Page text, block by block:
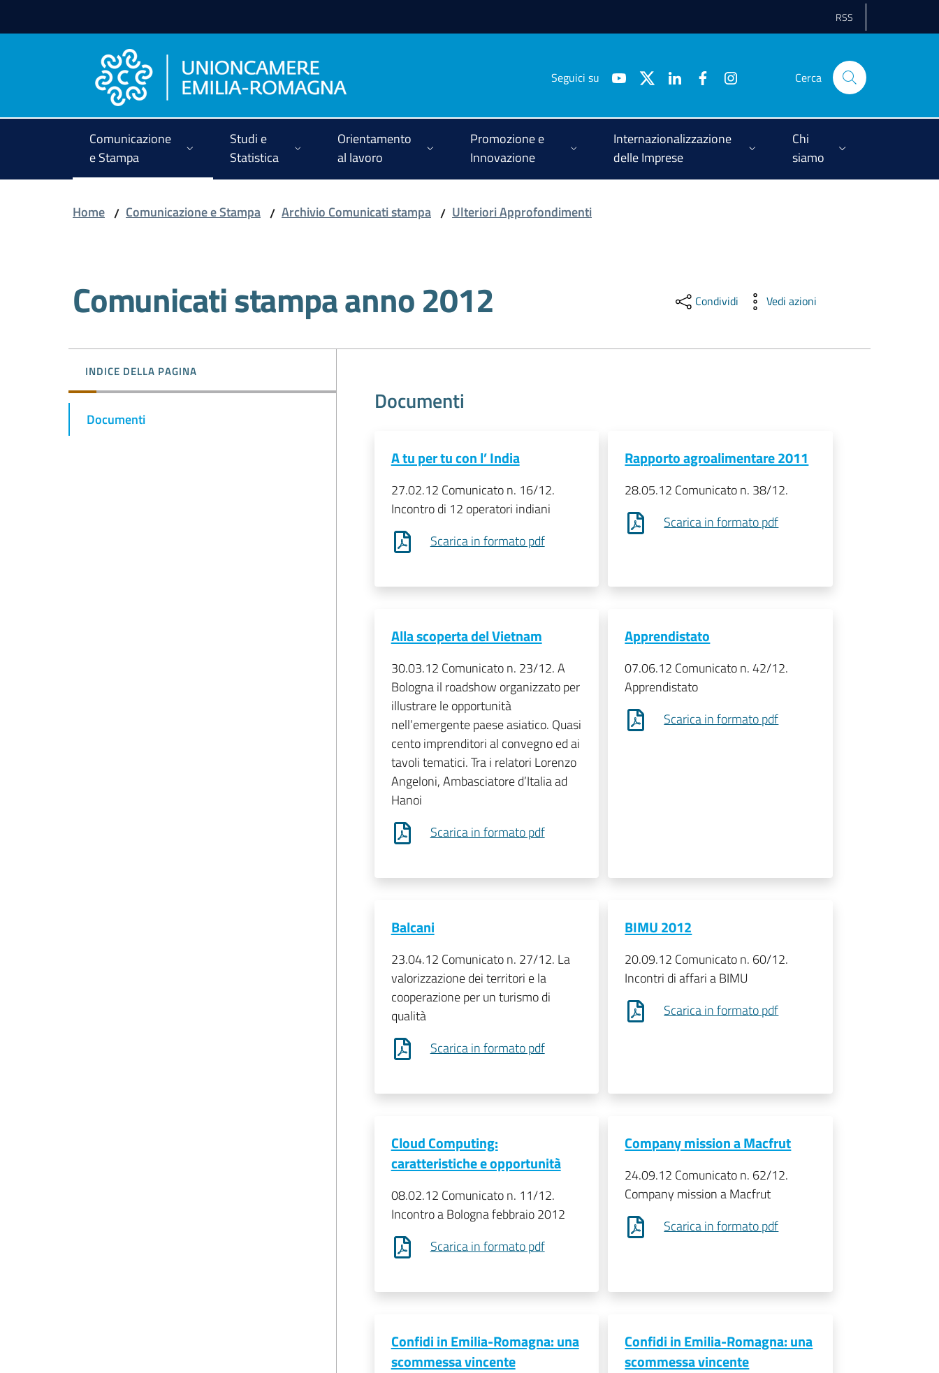
RSS
Seguici su Cerca
Comunicazione
e Stampa
Studi e
Statistica
Orientamento
al lavoro
Promozione e
Innovazione
Internazionalizzazione
delle Imprese
Chi
siamo
Home / Comunicazione e Stampa / Archivio Comunicati stampa / Ulteriori Approfondimenti
Comunicati stampa anno 2012 Condividi Vedi azioni
INDICE DELLA PAGINA
Documenti
Documenti
A tu per tu con l’ India
27.02.12 Comunicato n. 16/12.
Incontro di 12 operatori indiani
Scarica in formato pdf
Rapporto agroalimentare 2011
28.05.12 Comunicato n. 38/12.
Scarica in formato pdf
Alla scoperta del Vietnam
30.03.12 Comunicato n. 23/12. A
Bologna il roadshow organizzato per
illustrare le opportunità
nell’emergente paese asiatico. Quasi
cento imprenditori al convegno ed ai
tavoli tematici. Tra i relatori Lorenzo
Angeloni, Ambasciatore d’Italia ad
Hanoi
Scarica in formato pdf
Apprendistato
07.06.12 Comunicato n. 42/12.
Apprendistato
Scarica in formato pdf
Balcani
23.04.12 Comunicato n. 27/12. La
valorizzazione dei territori e la
cooperazione per un turismo di
qualità
Scarica in formato pdf
BIMU 2012
20.09.12 Comunicato n. 60/12.
Incontri di affari a BIMU
Scarica in formato pdf
Cloud Computing:
caratteristiche e opportunità
08.02.12 Comunicato n. 11/12.
Incontro a Bologna febbraio 2012
Scarica in formato pdf
Company mission a Macfrut
24.09.12 Comunicato n. 62/12.
Company mission a Macfrut
Scarica in formato pdf
Confidi in Emilia-Romagna: una
scommessa vincente
Confidi in Emilia-Romagna: una
scommessa vincente